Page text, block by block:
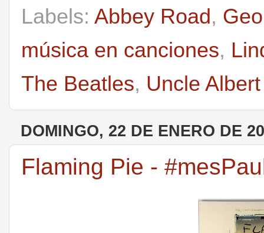
Labels: Abbey Road ,
música en canciones,
The Beatles, Uncle
DOMINGO, 22 DE ENERO DE
Flaming Pie -